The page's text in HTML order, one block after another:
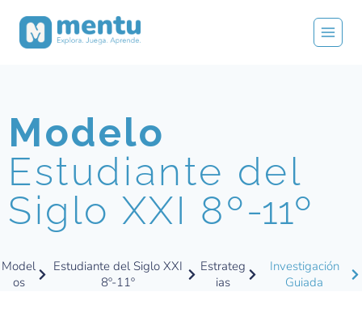
Modelo
Estudiante del
Siglo XXI 8º-11º
Model
os
Estudiante del Siglo XXI
8º-11º
Estrateg
ias
Investigación
Guiada